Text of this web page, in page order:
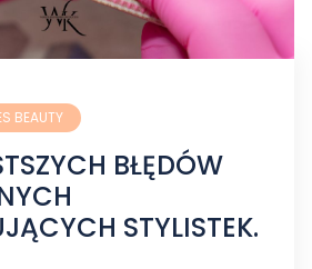
BEAUTY
BŁĘDÓW
STYLISTEK.